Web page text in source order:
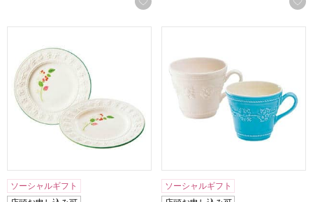
ソーシャルギフト
ソーシャルギフト